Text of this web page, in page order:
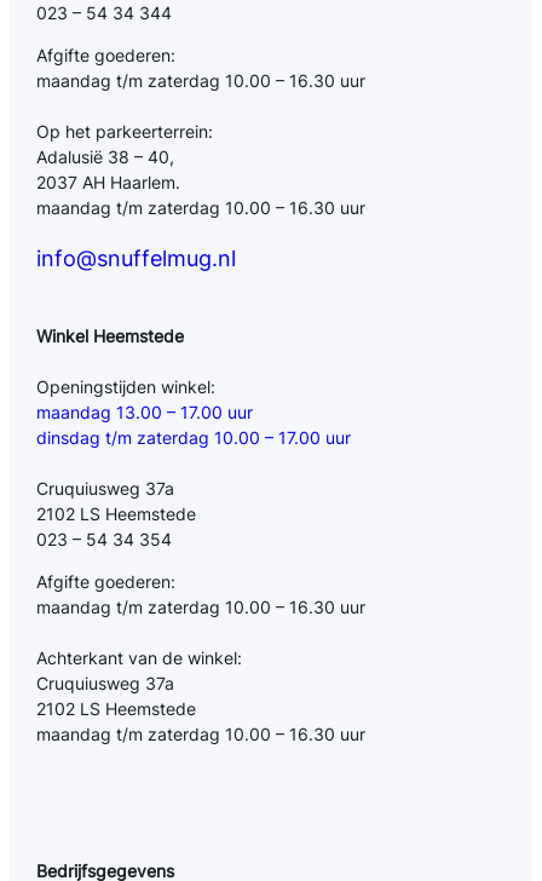
023 – 54 34 344
Afgifte goederen:
maandag t/m zaterdag 10.00 – 16.30 uur
Op het parkeerterrein:
Adalusië 38 – 40,
2037 AH Haarlem.
maandag t/m zaterdag 10.00 – 16.30 uur
info@snuffelmug.nl
Winkel Heemstede
Openingstijden winkel:
maandag 13.00 – 17.00 uur
dinsdag t/m zaterdag 10.00 – 17.00 uur
Cruquiusweg 37a
2102 LS Heemstede
023 – 54 34 354
Afgifte goederen:
maandag t/m zaterdag 10.00 – 16.30 uur
Achterkant van de winkel:
Cruquiusweg 37a
2102 LS Heemstede
maandag t/m zaterdag 10.00 – 16.30 uur
Bedrijfsgegevens